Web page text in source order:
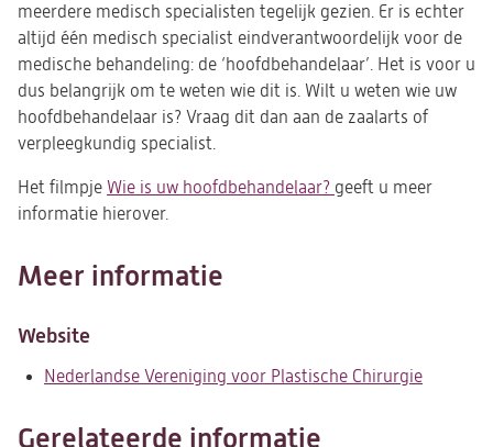
meerdere medisch specialisten tegelijk gezien. Er is echter
altijd één medisch specialist eindverantwoordelijk voor de
medische behandeling: de ‘hoofdbehandelaar’. Het is voor u
dus belangrijk om te weten wie dit is. Wilt u weten wie uw
hoofdbehandelaar is? Vraag dit dan aan de zaalarts of
verpleegkundig specialist.
Het filmpje Wie is uw hoofdbehandelaar? geeft u meer
informatie hierover.
Meer informatie
Website
Nederlandse Vereniging voor Plastische Chirurgie
Gerelateerde informatie